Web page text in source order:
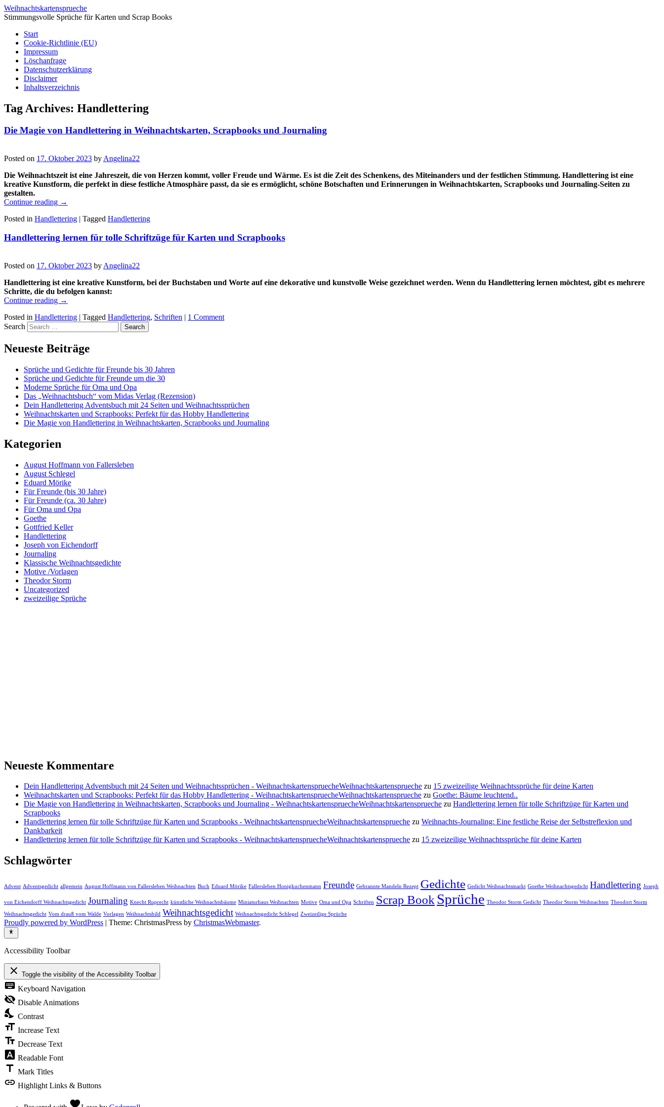
Weihnachtskartensprueche
Stimmungsvolle Sprüche für Karten und Scrap Books
Start
Cookie-Richtlinie (EU)
Impressum
Löschanfrage
Datenschutzerklärung
Disclaimer
Inhaltsverzeichnis
Tag Archives: Handlettering
Die Magie von Handlettering in Weihnachtskarten, Scrapbooks und Journaling
Posted on 17. Oktober 2023 by Angelina22
Die Weihnachtszeit ist eine Jahreszeit, die von Herzen kommt, voller Freude und Wärme. Es ist die Zeit des Schenkens, des Miteinanders und der festlichen Stimmung. Handlettering ist eine
kreative Kunstform, die perfekt in diese festliche Atmosphäre passt, da sie es ermöglicht, schöne Botschaften und Erinnerungen in Weihnachtskarten, Scrapbooks und Journaling-Seiten zu
gestalten.
Continue reading →
Posted in Handlettering | Tagged Handlettering
Handlettering lernen für tolle Schriftzüge für Karten und Scrapbooks
Posted on 17. Oktober 2023 by Angelina22
Handlettering ist eine kreative Kunstform, bei der Buchstaben und Worte auf eine dekorative und kunstvolle Weise gezeichnet werden. Wenn du Handlettering lernen möchtest, gibt es mehrere
Schritte, die du befolgen kannst:
Continue reading →
Posted in Handlettering | Tagged Handlettering, Schriften | 1 Comment
Search
Neueste Beiträge
Sprüche und Gedichte für Freunde bis 30 Jahren
Sprüche und Gedichte für Freunde um die 30
Moderne Sprüche für Oma und Opa
Das „Weihnachtsbuch“ vom Midas Verlag (Rezension)
Dein Handlettering Adventsbuch mit 24 Seiten und Weihnachtssprüchen
Weihnachtskarten und Scrapbooks: Perfekt für das Hobby Handlettering
Die Magie von Handlettering in Weihnachtskarten, Scrapbooks und Journaling
Kategorien
August Hoffmann von Fallersleben
August Schlegel
Eduard Mörike
Für Freunde (bis 30 Jahre)
Für Freunde (ca. 30 Jahre)
Für Oma und Opa
Goethe
Gottfried Keller
Handlettering
Joseph von Eichendorff
Journaling
Klassische Weihnachtsgedichte
Motive /Vorlagen
Theodor Storm
Uncategorized
zweizeilige Sprüche
Neueste Kommentare
Dein Handlettering Adventsbuch mit 24 Seiten und Weihnachtssprüchen - WeihnachtskartenspruecheWeihnachtskartensprueche zu 15 zweizeilige Weihnachtssprüche für deine Karten
Weihnachtskarten und Scrapbooks: Perfekt für das Hobby Handlettering - WeihnachtskartenspruecheWeihnachtskartensprueche zu Goethe: Bäume leuchtend..
Die Magie von Handlettering in Weihnachtskarten, Scrapbooks und Journaling - WeihnachtskartenspruecheWeihnachtskartensprueche zu Handlettering lernen für tolle Schriftzüge für Karten und
Scrapbooks
Handlettering lernen für tolle Schriftzüge für Karten und Scrapbooks - WeihnachtskartenspruecheWeihnachtskartensprueche zu Weihnachts-Journaling: Eine festliche Reise der Selbstreflexion und
Dankbarkeit
Handlettering lernen für tolle Schriftzüge für Karten und Scrapbooks - WeihnachtskartenspruecheWeihnachtskartensprueche zu 15 zweizeilige Weihnachtssprüche für deine Karten
Schlagwörter
Advent Adventsgedicht allgemein August Hoffmann von Fallersleben Weihnachten Buch Eduard Mörike Fallersleben Honigkuchenmann Freunde Gebrannte Mandeln Rezept Gedichte Gedicht Weihnachtsmarkt Goethe Weihnachtsgedicht Handlettering Joseph
von Eichendorff Weihnachtsgedicht Journaling Knecht Ruprecht künstliche Weihnachtsbäume Miniaturhaus Weihnachten Motive Oma und Opa Schriften Scrap Book Sprüche Theodor Storm Gedicht Theodor Storm Weihnachten Theodort Storm
Weihnachtsgedicht Vom drauß vom Walde Vorlagen Weihnachtsbild Weihnachtsgedicht Weihnachtsgedicht Schlegel Zweizeilige Sprüche
Proudly powered by WordPress | Theme: ChristmasPress by ChristmasWebmaster.
Accessibility Toolbar
close Toggle the visibility of the Accessibility Toolbar
keyboard Keyboard Navigation
visibility_off Disable Animations
nights_stay Contrast
format_size Increase Text
text_fields Decrease Text
font_download Readable Font
title Mark Titles
link Highlight Links & Buttons
favorite